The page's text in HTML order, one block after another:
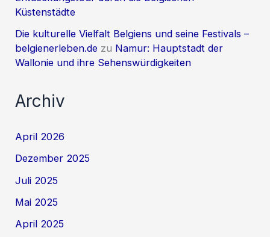
Küstenstädte
Die kulturelle Vielfalt Belgiens und seine Festivals –
belgienerleben.de zu Namur: Hauptstadt der
Wallonie und ihre Sehenswürdigkeiten
Archiv
April 2026
Dezember 2025
Juli 2025
Mai 2025
April 2025